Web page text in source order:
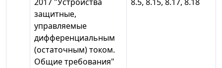
2017 "Устройства
защитные,
управляемые
дифференциальным
(остаточным) током.
Общие требования"
8.5, 8.15, 8.17, 8.18